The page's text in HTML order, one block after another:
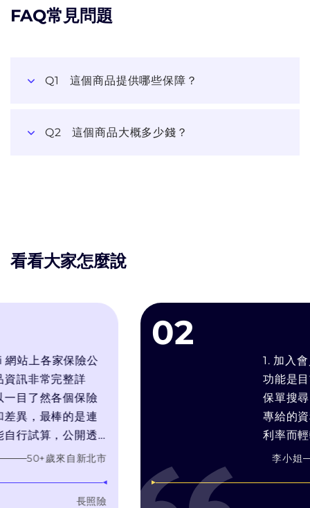
FAQ常見問題
Q1 這個商品提供哪些保障？
Q2 這個商品大概多少錢？
看看大家怎麼說
各家保險公
非常完整詳
了然各個保險
，最棒的是連
試算，公開透
對我的需求推
50+歲來自新北市
長照險
02
1. 加入會員
功能是目前
保單搜尋引
專給的資料,
利率而輕輕
靠推銷技術
李小姐